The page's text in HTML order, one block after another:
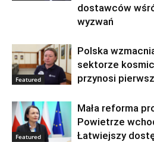
dostawców
wyzwań
Featured
Polska
sektorze
przynosi
Featured
Mała reforma
Powietrze
Łatwiejszy